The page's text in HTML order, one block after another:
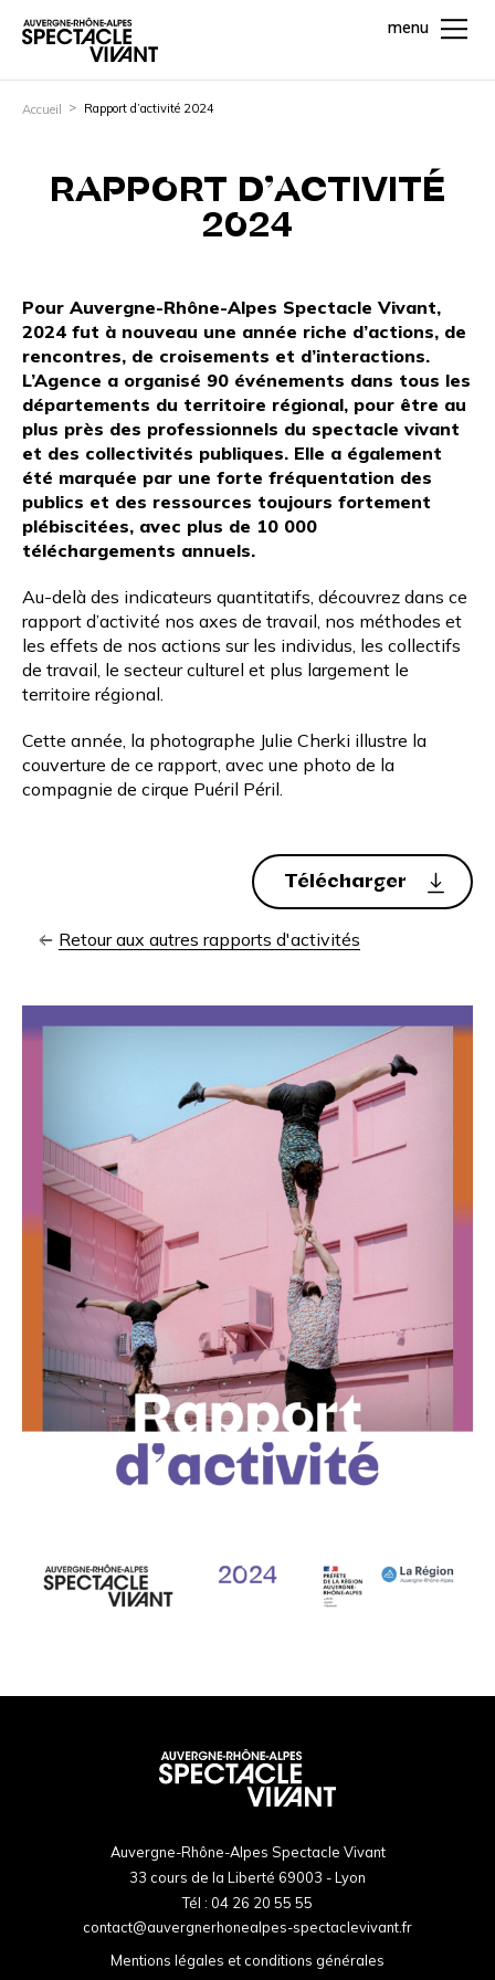
menu
Accueil Rapport d’activité 2024
RAPPORT D’ACTIVITÉ
2024
Pour Auvergne-Rhône-Alpes Spectacle Vivant,
2024 fut à nouveau une année riche d’actions, de
rencontres, de croisements et d’interactions.
L’Agence a organisé 90 événements dans tous les
départements du territoire régional, pour être au
plus près des professionnels du spectacle vivant
et des collectivités publiques. Elle a également
été marquée par une forte fréquentation des
publics et des ressources toujours fortement
plébiscitées, avec plus de 10 000
téléchargements annuels.
Au-delà des indicateurs quantitatifs, découvrez dans ce
rapport d’activité nos axes de travail, nos méthodes et
les effets de nos actions sur les individus, les collectifs
de travail, le secteur culturel et plus largement le
territoire régional.
Cette année, la photographe Julie Cherki illustre la
couverture de ce rapport, avec une photo de la
compagnie de cirque Puéril Péril
Télécharger
Retour aux autres rapports d'activités
Auvergne-Rhône-Alpes Spectacle Vivant
33 cours de la Liberté 69003 - Lyon
Tél : 04 26 20 55 55
contact@auvergnerhonealpes-spectaclevivant.fr
Mentions légales et conditions générales